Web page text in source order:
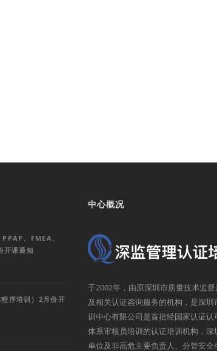
、FMEA、
开课通知
序培训）2月份开
中心概况
于2002年，由原深圳市质量技术监
及相关认证咨询服务的机构，是深
训中心有限公司是首批经国家认证
体系审核员培训的认证培训机构，
单位及非高危主要负责人、分管安全